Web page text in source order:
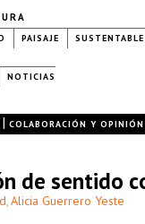
PAISAJE SUSTENTABLE
NOTICIAS
| COLABORACIÓN Y OPINIÓN
de sentido
, Alicia Guerrero Yeste